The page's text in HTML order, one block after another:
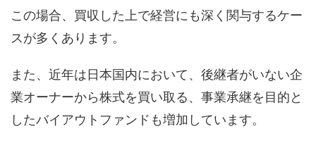
この場合、買収した上で経営にも深く関与するケー
スが多くあります。
また、近年は日本国内において、後継者がいない企
業オーナーから株式を買い取る、事業承継を目的と
したバイアウトファンドも増加しています。